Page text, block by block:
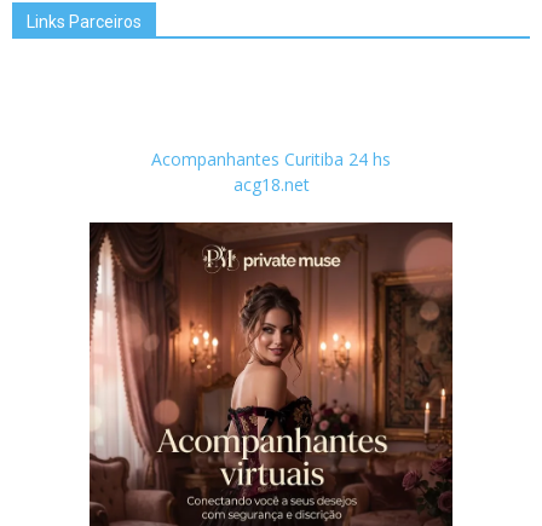
Links Parceiros
Acompanhantes Curitiba 24 hs
acg18.net